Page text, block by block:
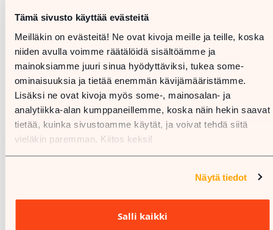
Tämä sivusto käyttää evästeitä
Meilläkin on evästeitä! Ne ovat kivoja meille ja teille, koska
niiden avulla voimme räätälöidä sisältöämme ja
mainoksiamme juuri sinua hyödyttäviksi, tukea some-
ominaisuuksia ja tietää enemmän kävijämääristämme.
Lisäksi ne ovat kivoja myös some-, mainosalan- ja
analytiikka-alan kumppaneillemme, koska näin hekin saavat
tietää, kuinka sivustoamme käytät, ja voivat tehdä siitä
vieläkin paremman. Kiitos keksi!
Näytä tiedot
Salli kaikki